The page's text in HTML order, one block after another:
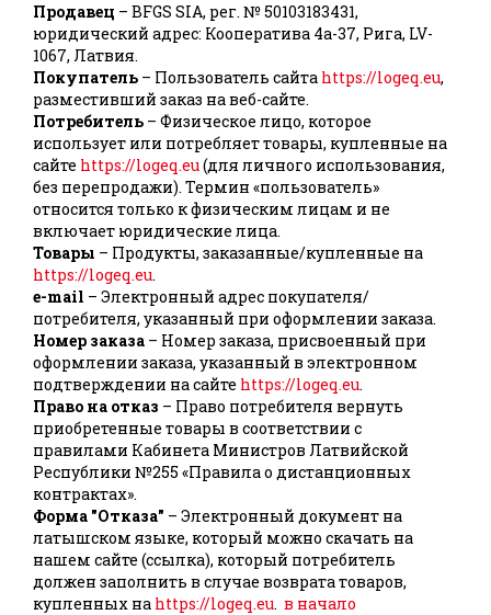
Продавец – BFGS SIA, рег. № 50103183431,
юридический адрес: Кооператива 4a-37, Рига, LV-
1067, Латвия.
Покупатель – Пользователь сайта https://logeq.eu,
разместивший заказ на веб-сайте.
Потребитель – Физическое лицо, которое
использует или потребляет товары, купленные на
сайте https://logeq.eu(для личного использования,
без перепродажи). Термин «пользователь»
относится только к физическим лицам и не
включает юридические лица.
Товары – Продукты, заказанные/купленные на
https://logeq.eu.
e-mail – Электронный адрес покупателя/
потребителя, указанный при оформлении заказа.
Номер заказа – Номер заказа, присвоенный при
оформлении заказа, указанный в электронном
подтверждении на сайте https://logeq.eu.
Право на отказ – Право потребителя вернуть
приобретенные товары в соответствии с
правилами Кабинета Министров Латвийской
Республики №255 «Правила о дистанционных
контрактах».
Форма "Отказа" – Электронный документ на
латышском языке, который можно скачать на
нашем сайте (ссылка), который потребитель
должен заполнить в случае возврата товаров,
купленных на https://logeq.eu. в начало